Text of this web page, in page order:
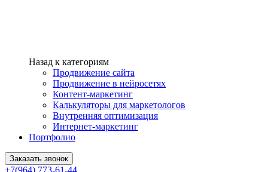
Назад к категориям
Продвижение сайта
Продвижение в нейросетях
Контент-маркетинг
Калькуляторы для маркетологов
Внутренняя оптимизация
Интернет-маркетинг
Портфолио
Заказать звонок
+7(964) 773-61-44